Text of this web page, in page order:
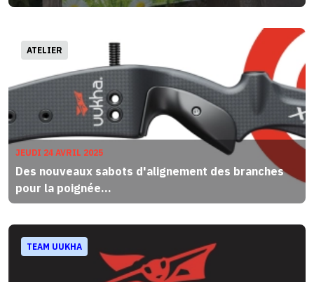
ATELIER
JEUDI 24 AVRIL 2025
Des nouveaux sabots d'alignement des branches
pour la poignée...
TEAM UUKHA